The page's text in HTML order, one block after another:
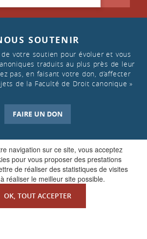
navigation sur ce site, vous acceptez
pour vous proposer des prestations
de réaliser des statistiques de visites
réaliser le meilleur site possible.
OK, TOUT ACCEPTER
SOUTENIR
votre soutien pour évoluer et vous
traduits au plus près de leur
pas, en faisant votre don, d’affecter
de la Faculté de Droit canonique »
FAIRE UN DON